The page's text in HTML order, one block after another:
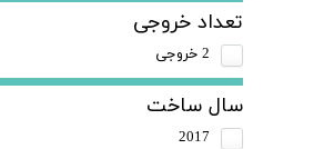
تعداد خروجی
2 خروجی
سال ساخت
2017